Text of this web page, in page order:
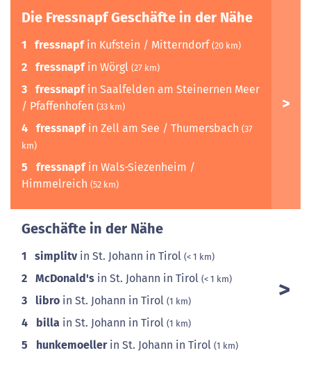
Die Fressnapf Geschäfte in der Nähe
1 fressnapfin Kufstein / Mitterndorf (20 km)
2 fressnapfin Wörgl (27 km)
3 fressnapfin Saalfelden am Steinernen Meer
/ Pfaffenhofen (33 km)
4 fressnapfin Zell am See / Thumersbach (37
km)
5 fressnapfin Wals-Siezenheim /
Himmelreich (52 km)
Geschäfte in der Nähe
1 simplitvin St. Johann in Tirol (< 1 km)
2 McDonald's in St. Johann in Tirol (< 1 km)
3 libro in St. Johann in Tirol (1 km)
4 billa in St. Johann in Tirol (1 km)
5 hunkemoellerin St. Johann in Tirol (1 km)